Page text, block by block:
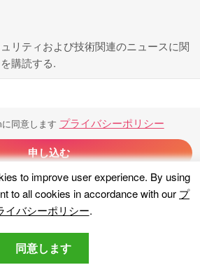
to improve user experience. By using
to all cookies in accordance with our プ
イバシーポリシー.
同意します
リティおよび技術関連のニュースに関
購読する.
同意します プライバシーポリシー
サー技術フォーラム. 全著作権所有.